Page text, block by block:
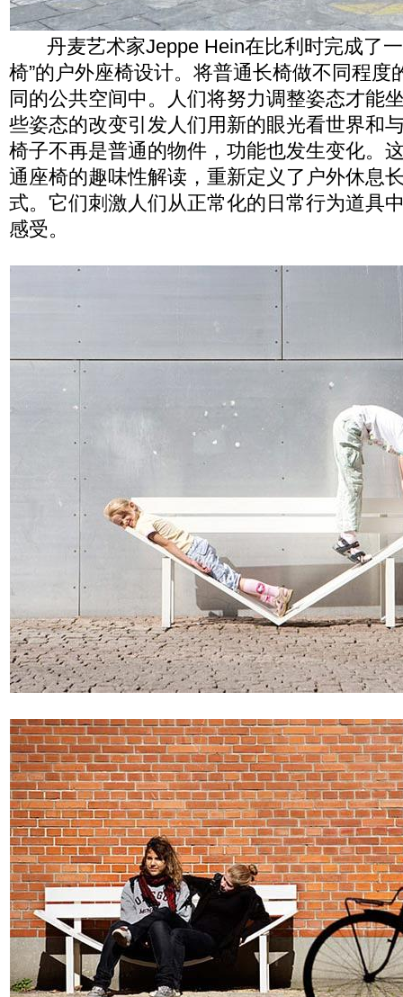
丹麦艺术家Jeppe Hein在比利时完成了一
椅”的户外座椅设计。将普通长椅做不同程度
同的公共空间中。人们将努力调整姿态才能
些姿态的改变引发人们用新的眼光看世界和
椅子不再是普通的物件，功能也发生变化。
通座椅的趣味性解读，重新定义了户外休息
式。它们刺激人们从正常化的日常行为道具
感受。